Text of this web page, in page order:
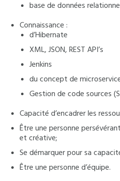
base de données
Connaissance :
d’Hibernate
XML, JSON, REST API’s
Jenkins
du concept de
Gestion de code sources
Capacité d’encadrer les
Être une personne
et créative;
Se démarquer pour sa
Être une personne d’équipe.